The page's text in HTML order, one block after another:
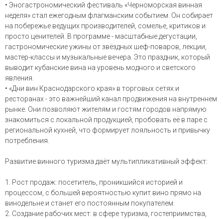
• Эногастрономический фестиваль «Черноморская винная
неделя» стал ежегодным флагманским событием. Он собирает
на побережье ведущих производителей, сомелье, критиков и
просто ценителей. В программе - масштабные дегустации,
гастрономические ужины от звёздных шеф-поваров, лекции,
мастер-классы и музыкальные вечера. Это праздник, который
выводит кубанские вина на уровень модного и светского
явления.
• «Дни вин Краснодарского края» в торговых сетях и
ресторанах - это важнейший канал продвижения на внутреннем
рынке. Они позволяют жителям и гостям городов напрямую
знакомиться с локальной продукцией, пробовать её в паре с
региональной кухней, что формирует лояльность и привычку
потребления.
Развитие винного туризма даёт мультипликативный эффект:
1. Рост продаж: посетитель, проникшийся историей и
процессом, с большей вероятностью купит вино прямо на
винодельне и станет его постоянным покупателем.
2. Создание рабочих мест: в сфере туризма, гостеприимства,